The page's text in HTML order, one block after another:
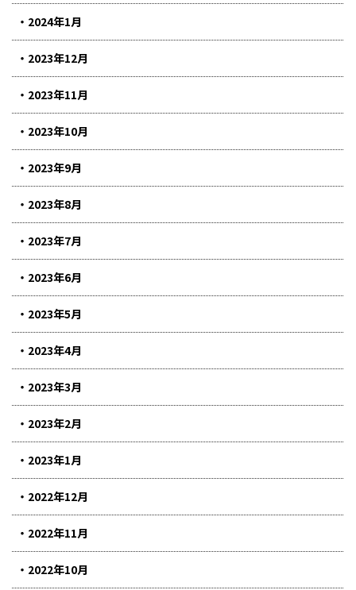
2024年1月
2023年12月
2023年11月
2023年10月
2023年9月
2023年8月
2023年7月
2023年6月
2023年5月
2023年4月
2023年3月
2023年2月
2023年1月
2022年12月
2022年11月
2022年10月